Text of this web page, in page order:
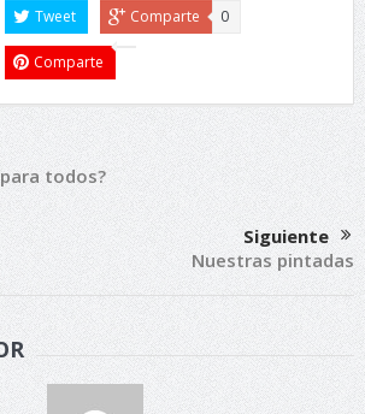
Tweet Comparte 0
Comparte
todos?
Siguiente
Nuestras pintadas